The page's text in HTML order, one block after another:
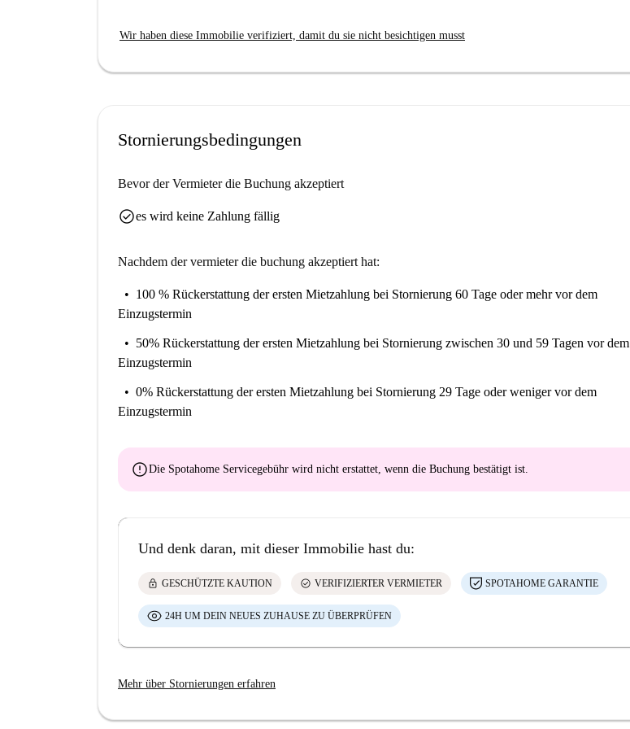
Wir haben diese Immobilie verifiziert, damit du sie nicht besichtigen musst
Stornierungsbedingungen
Bevor der Vermieter die Buchung akzeptiert
check_circlees wird keine Zahlung fällig
Nachdem der vermieter die buchung akzeptiert hat:
100 % Rückerstattung der ersten Mietzahlung bei Stornierung 60 Tage oder mehr vor dem
Einzugstermin
50% Rückerstattung der ersten Mietzahlung bei Stornierung zwischen 30 und 59 Tagen vor dem
Einzugstermin
0% Rückerstattung der ersten Mietzahlung bei Stornierung 29 Tage oder weniger vor dem
Einzugstermin
errorDie Spotahome Servicegebühr wird nicht erstattet , wenn die Buchung bestätigt ist.
Und denk daran, mit dieser Immobilie hast du:
lock GESCHÜTZTE KAUTION check_circle VERIFIZIERTER VERMIETER SPOTAHOME GARANTIE
24H UM DEIN NEUES ZUHAUSE ZU ÜBERPRÜFEN
Mehr über Stornierungen erfahren